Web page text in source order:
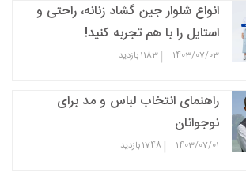
انواع شلوار جین گشاد زنانه، راحتی و
استایل را با هم تجربه کنید!
1403/07/03
|
1183بازدید
راهنمای انتخاب لباس و مد برای
نوجوانان
1403/07/01
|
1748بازدید